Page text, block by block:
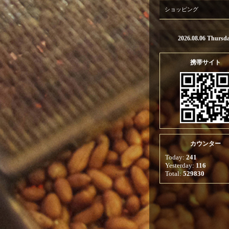
ショッピング
2026.08.06
携帯サイト
カウンター
Today: 241
Yesterday:116
Total:529830